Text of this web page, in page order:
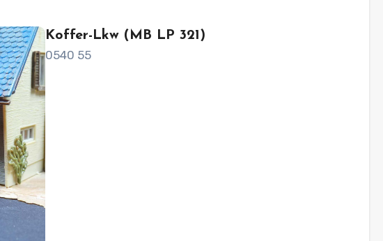
Koffer-Lkw (MB LP 321)
0540 55